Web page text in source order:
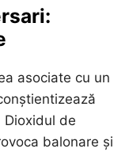
asociate cu un
Dioxidul de
balonare și